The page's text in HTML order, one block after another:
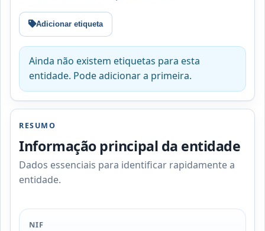
Adicionar etiqueta
Ainda não existem etiquetas para esta
entidade. Pode adicionar a primeira.
RESUMO
Informação principal da entidade
Dados essenciais para identificar rapidamente a
entidade.
NIF